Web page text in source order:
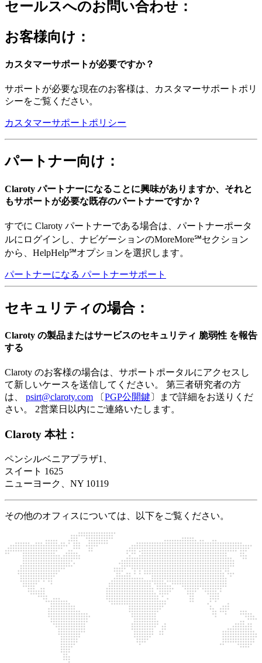
セールスへのお問い合わせ：
お客様向け：
カスタマーサポートが必要ですか？
サポートが必要な現在のお客様は、カスタマーサポートポリ
シーをご覧ください。
カスタマーサポートポリシー
パートナー向け：
Claroty パートナーになることに興味がありますか、それと
もサポートが必要な既存のパートナーですか？
すでに Claroty パートナーである場合は、パートナーポータ
ルにログインし、ナビゲーションのMoreMore℠セクション
から、HelpHelp℠オプションを選択します。
パートナーになる パートナーサポート
セキュリティの場合：
Claroty の製品またはサービスのセキュリティ 脆弱性 を報告
する
Claroty のお客様の場合は、サポートポータルにアクセスし
て新しいケースを送信してください。 第三者研究者の方
は、 psirt@claroty.com 〔PGP公開鍵 〕まで詳細をお送りくだ
さい。 2営業日以内にご連絡いたします。
Claroty 本社：
ペンシルベニアプラザ1、
スイート 1625
ニューヨーク、NY 10119
その他のオフィスについては、以下をご覧ください。